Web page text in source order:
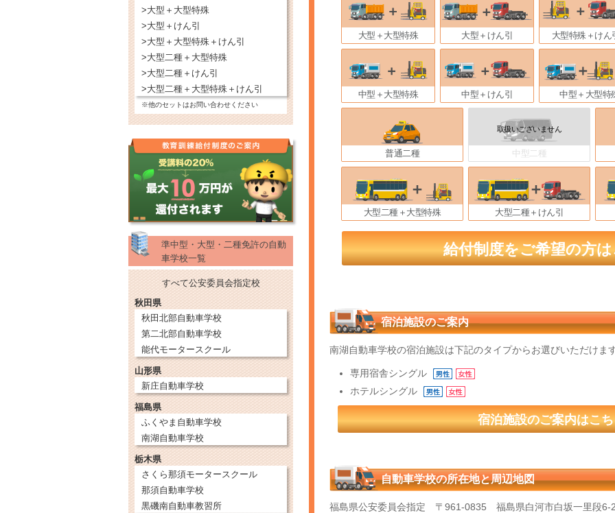
大型＋大型特殊 大型＋けん引 大型特殊＋けん
中型＋大型特殊 中型＋けん引 中型＋大型特
普通二種 中型二種
大型二種＋大型特殊 大型二種＋けん引
給付制度をご希望の方
宿泊施設のご案内
南湖自動車学校の宿泊施設は下記のタイプからお選びいただけま
専用宿舎シングル
ホテルシングル
宿泊施設のご案内はこ
自動車学校の所在地と周辺地図
福島県公安委員会指定 〒961‐0835 福島県白河市白坂一里段6-
>大型＋大型特殊
>大型＋けん引
>大型＋大型特殊＋けん引
>大型二種＋大型特殊
>大型二種＋けん引
>大型二種＋大型特殊＋けん引
※他のセットはお問い合わせください
準中型・大型・二種免許の自動
車学校一覧
すべて公安委員会指定校
秋田県
秋田北部自動車学校
第二北部自動車学校
能代モータースクール
山形県
新庄自動車学校
福島県
ふくやま自動車学校
南湖自動車学校
栃木県
さくら那須モータースクール
那須自動車学校
黒磯南自動車教習所